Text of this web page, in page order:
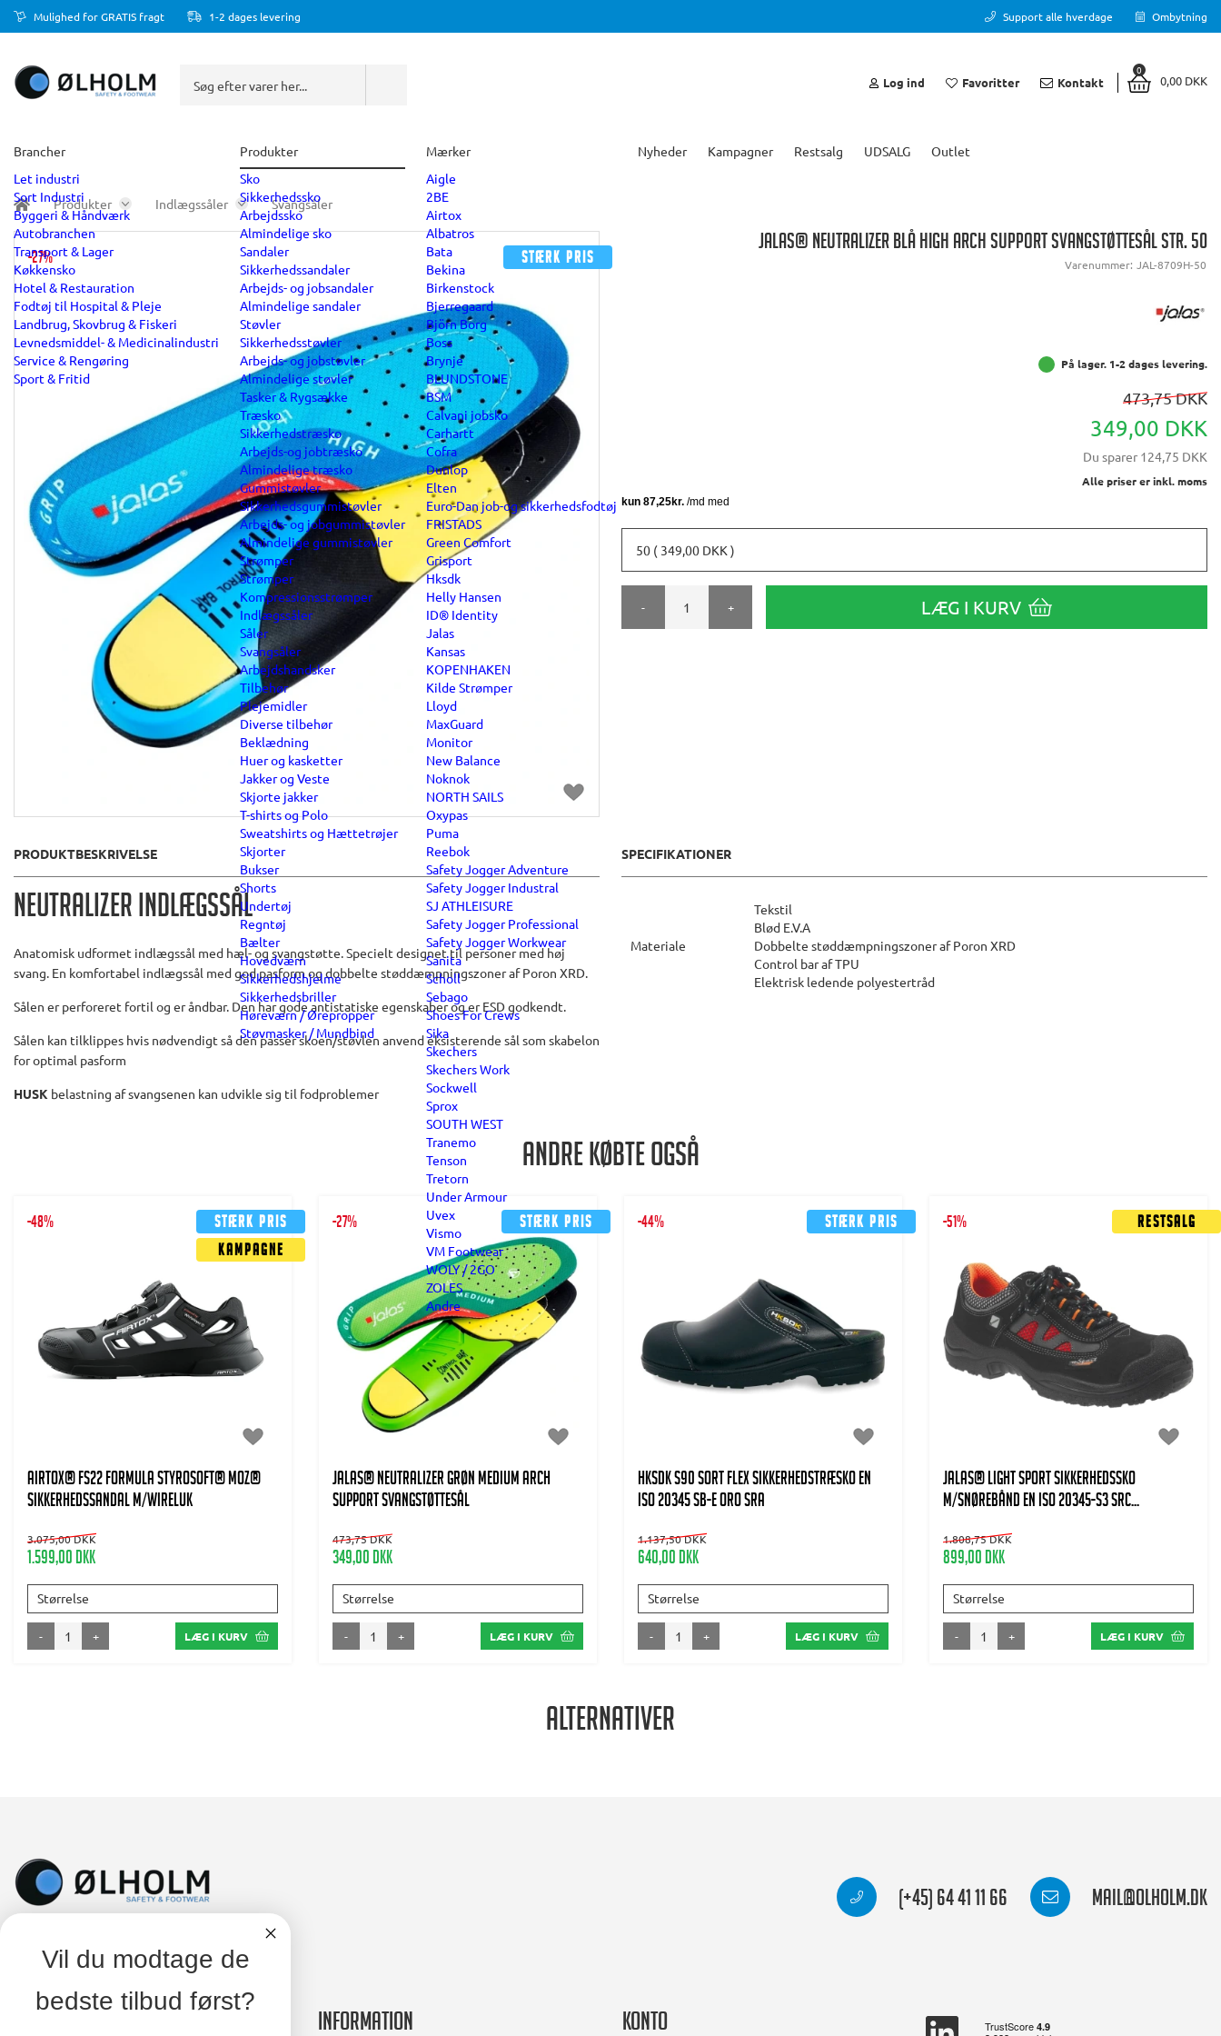
Mulighed for GRATIS fragt 1-2 dages levering Support alle hverdage Ombytning
Log ind Favoritter Kontakt
0
0,00 DKK
Brancher
Let industri
Sort Industri
Byggeri & Håndværk
Autobranchen
Transport & Lager
Køkkensko
Hotel & Restauration
Fodtøj til Hospital & Pleje
Landbrug, Skovbrug & Fiskeri
Levnedsmiddel- & Medicinalindustri
Service & Rengøring
Sport & Fritid
Produkter
Sko
Sikkerhedssko
Arbejdssko
Almindelige sko
Sandaler
Sikkerhedssandaler
Arbejds- og jobsandaler
Almindelige sandaler
Støvler
Sikkerhedsstøvler
Arbejds- og jobstøvler
Almindelige støvler
Tasker & Rygsække
Træsko
Sikkerhedstræsko
Arbejds-og jobtræsko
Almindelige træsko
Gummistøvler
Sikkerhedsgummistøvler
Arbejds- og jobgummistøvler
Almindelige gummistøvler
Strømper
Strømper
Kompressionsstrømper
Indlægssåler
Såler
Svangsåler
Arbejdshandsker
Tilbehør
Plejemidler
Diverse tilbehør
Beklædning
Huer og kasketter
Jakker og Veste
Skjorte jakker
T-shirts og Polo
Sweatshirts og Hættetrøjer
Skjorter
Bukser
Shorts
Undertøj
Regntøj
Bælter
Hovedværn
Sikkerhedshjelme
Sikkerhedsbriller
Høreværn / Ørepropper
Støvmasker / Mundbind
Mærker
Aigle
2BE
Airtox
Albatros
Bata
Bekina
Birkenstock
Bjerregaard
Björn Borg
Boss
Brynje
BLUNDSTONE
BSM
Calvani jobsko
Carhartt
Cofra
Dunlop
Elten
Euro-Dan job-og sikkerhedsfodtøj
FRISTADS
Green Comfort
Grisport
Hksdk
Helly Hansen
ID® Identity
Jalas
Kansas
KOPENHAKEN
Kilde Strømper
Lloyd
MaxGuard
Monitor
New Balance
Noknok
NORTH SAILS
Oxypas
Puma
Reebok
Safety Jogger Adventure
Safety Jogger Industral
SJ ATHLEISURE
Safety Jogger Professional
Safety Jogger Workwear
Sanita
Scholl
Sebago
Shoes For Crews
Sika
Skechers
Skechers Work
Sockwell
Sprox
SOUTH WEST
Tranemo
Tenson
Tretorn
Under Armour
Uvex
Vismo
VM Footwear
WOLY / 2GO
ZOLES
Andre
Nyheder Kampagner Restsalg UDSALG Outlet
Produkter Indlægssåler Svangsåler
-27% Stærk pris
JALAS® NEUTRALIZER BLÅ HIGH ARCH SUPPORT SVANGSTØTTESÅL STR. 50
Varenummer: JAL-8709H-50
På lager. 1-2 dages levering.
473,75 DKK
349,00 DKK
Du sparer 124,75 DKK
Alle priser er inkl. moms
50 ( 349,00 DKK )
- + LÆG I KURV
PRODUKTBESKRIVELSE
Neutralizer Indlægssål
Anatomisk udformet indlægssål med hæl- og svangstøtte. Specielt designet til personer med høj
svang. En komfortabel indlægssål med god pasform og dobbelte støddæmpningszoner af Poron XRD.
Sålen er perforeret fortil og er åndbar. Den har gode antistatiske egenskaber og er ESD godkendt.
Sålen kan tilklippes hvis nødvendigt så den passer skoen/støvlen anvend eksisterende sål som skabelon
for optimal pasform
HUSK belastning af svangsenen kan udvikle sig til fodproblemer
SPECIFIKATIONER
Materiale
Tekstil
Blød E.V.A
Dobbelte støddæmpningszoner af Poron XRD
Control bar af TPU
Elektrisk ledende polyestertråd
Andre købte også
Stærk pris
Kampagne
-48%
AIRTOX® FS22 Formula Styrosoft® MOZ®
sikkerhedssandal m/wireluk
3.075,00 DKK
1.599,00 DKK
Størrelse
- + LÆG I KURV
Stærk pris
-27%
JALAS® Neutralizer Grøn Medium arch
support svangstøttesål
473,75 DKK
349,00 DKK
Størrelse
- + LÆG I KURV
Stærk pris
-44%
HKSDK S90 Sort flex Sikkerhedstræsko EN
ISO 20345 SB-E ORO SRA
1.137,50 DKK
640,00 DKK
Størrelse
- + LÆG I KURV
Restsalg
-51%
JALAS® Light Sport Sikkerhedssko
m/snørebånd EN ISO 20345-S3 SRC...
1.808,75 DKK
899,00 DKK
Størrelse
- + LÆG I KURV
Alternativer
(+45) 64 41 11 66 mail@olholm.dk
Information Konto linkedin
Vil du modtage de
bedste tilbud først?